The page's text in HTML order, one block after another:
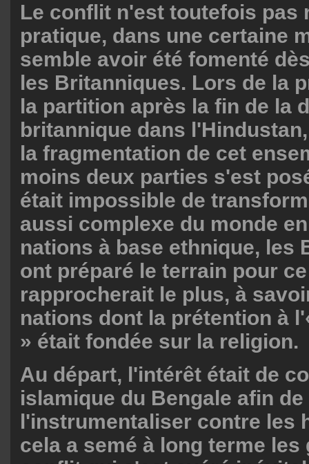
Le conflit n'est toutefois pas
pratique, dans une certaine
semble avoir été fomenté
les Britanniques. Lors de la
la partition après la fin de la
britannique dans
la fragmentation de cet
moins deux parties s'est
était impossible de
aussi complexe du monde
nations à base ethnique, les
ont préparé le terrain pour
rapprocherait le plus, à
nations dont la prétention à
» était fondée sur la religion.
Au départ, l'intérêt était de
islamique du Bengale afin de
l'instrumentaliser contre les
cela a semé à long terme les